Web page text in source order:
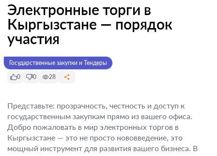
Электронные торги в
Кыргызстане — порядок
участия
Государственные закупки и Тендеры
0
0 28
Представьте: прозрачность, честность и доступ к
государственным закупкам прямо из вашего офиса.
Добро пожаловать в мир электронных торгов в
Кыргызстане — это не просто нововведение, это
мощный инструмент для развития вашего бизнеса. В